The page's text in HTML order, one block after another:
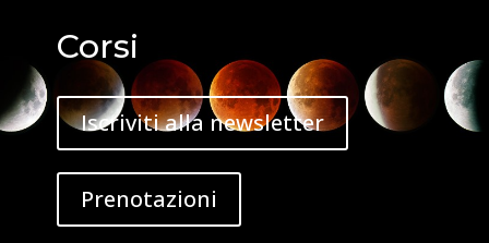
Corsi
Iscriviti alla newsletter
Prenotazioni